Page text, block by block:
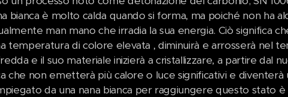
bianca è molto calda quando si forma, ma poiché non ha
man mano che irradia la sua energia. Ciò significa
temperatura di colore elevata , diminuirà e arrosserà nel
e il suo materiale inizierà a cristallizzare, a partire dal
che non emetterà più calore o luce significativi e
da una nana bianca per raggiungere questo stato